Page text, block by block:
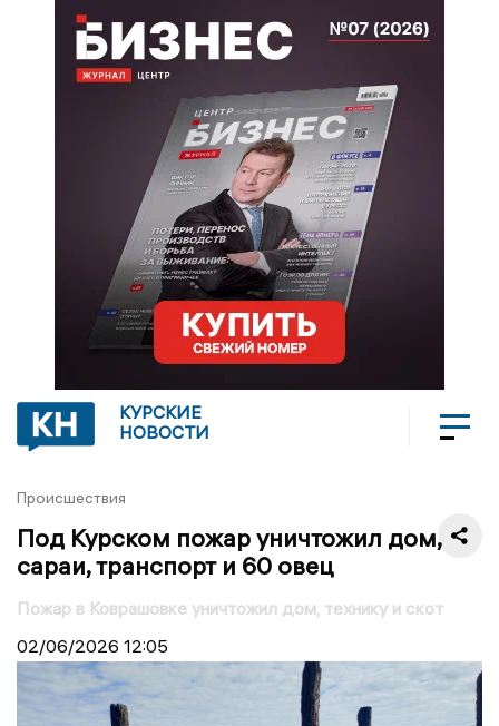
КУРСКИЕ
НОВОСТИ
Происшествия
Под Курском пожар уничтожил дом,
сараи, транспорт и 60 овец
Пожар в Коврашовке уничтожил дом, технику и скот
02/06/2026 12:05